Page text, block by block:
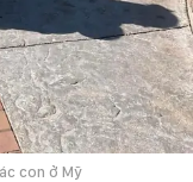
con ở Mỹ